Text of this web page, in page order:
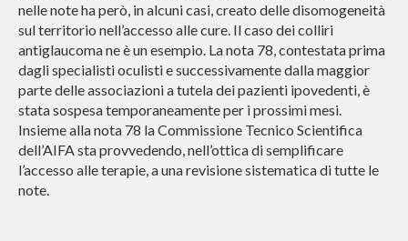
nelle note ha però, in alcuni casi, creato delle disomogeneità
sul territorio nell’accesso alle cure. Il caso dei colliri
antiglaucoma ne è un esempio. La nota 78, contestata prima
dagli specialisti oculisti e successivamente dalla maggior
parte delle associazioni a tutela dei pazienti ipovedenti, è
stata sospesa temporaneamente per i prossimi mesi.
Insieme alla nota 78 la Commissione Tecnico Scientifica
dell’AIFA sta provvedendo, nell’ottica di semplificare
l’accesso alle terapie, a una revisione sistematica di tutte le
note.